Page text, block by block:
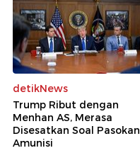
detikNews
Trump Ribut dengan
Menhan AS, Merasa
Disesatkan Soal Pasokan
Amunisi